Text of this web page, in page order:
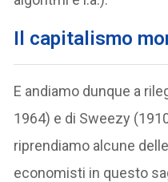
Il capitalismo
E andiamo dunque a
1964) e di Sweezy
riprendiamo alcune
economisti in questo